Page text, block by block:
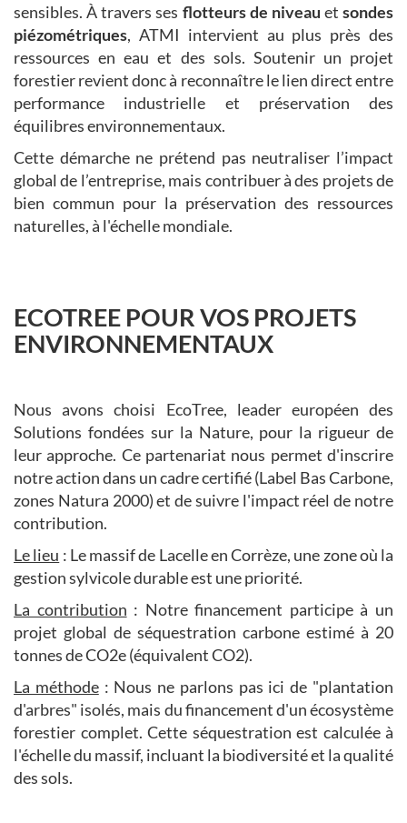
sensibles. À travers ses flotteurs de niveau et sondes
piézométriques, ATMI intervient au plus près des
ressources en eau et des sols. Soutenir un projet
forestier revient donc à reconnaître le lien direct entre
performance industrielle et préservation des
équilibres environnementaux.
Cette démarche ne prétend pas neutraliser l’impact
global de l’entreprise, mais contribuer à des projets de
bien commun pour la préservation des ressources
naturelles, à l'échelle mondiale.
ECOTREE POUR VOS PROJETS
ENVIRONNEMENTAUX
Nous avons choisi EcoTree, leader européen des
Solutions fondées sur la Nature, pour la rigueur de
leur approche. Ce partenariat nous permet d'inscrire
notre action dans un cadre certifié (Label Bas Carbone,
zones Natura 2000) et de suivre l'impact réel de notre
contribution.
Le lieu : Le massif de Lacelle en Corrèze, une zone où la
gestion sylvicole durable est une priorité.
La contribution : Notre financement participe à un
projet global de séquestration carbone estimé à 20
tonnes de CO2e (équivalent CO2).
La méthode: Nous ne parlons pas ici de "plantation
d'arbres" isolés, mais du financement d'un écosystème
forestier complet. Cette séquestration est calculée à
l'échelle du massif, incluant la biodiversité et la qualité
des sols.